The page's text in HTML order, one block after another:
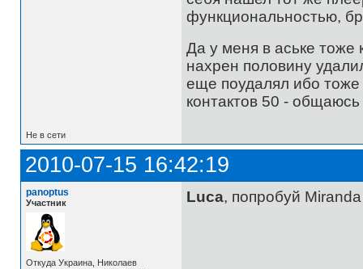
функциональностью,
Да у меня в аське тоже
нахрен половину
еще поудалял ибо тоже
контактов 50 -
Не в сети
2010-07-15 16:42:19
panoptus
Участник
Откуда Украина, Николаев
Luca, попробуй